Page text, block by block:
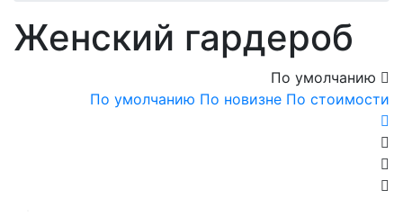
Женский гардероб
По умолчанию
По умолчанию По новизне По стоимости